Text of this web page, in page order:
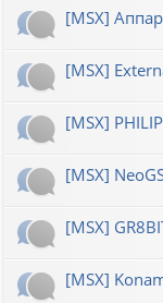
[MSX]
[MSX]
[MSX]
[MSX]
[MSX]
[MSX]